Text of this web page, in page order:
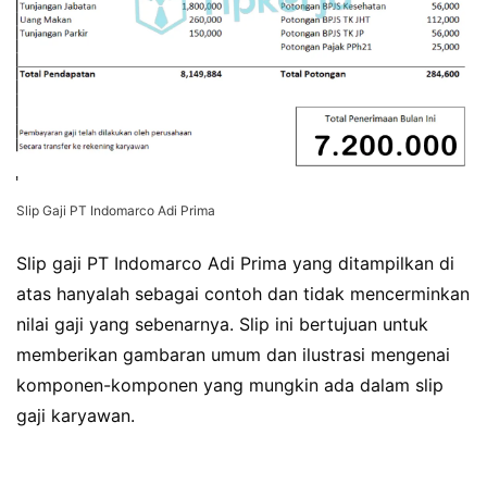
Slip Gaji PT Indomarco Adi Prima
Slip gaji PT Indomarco Adi Prima yang ditampilkan di
atas hanyalah sebagai contoh dan tidak mencerminkan
nilai gaji yang sebenarnya. Slip ini bertujuan untuk
memberikan gambaran umum dan ilustrasi mengenai
komponen-komponen yang mungkin ada dalam slip
gaji karyawan.